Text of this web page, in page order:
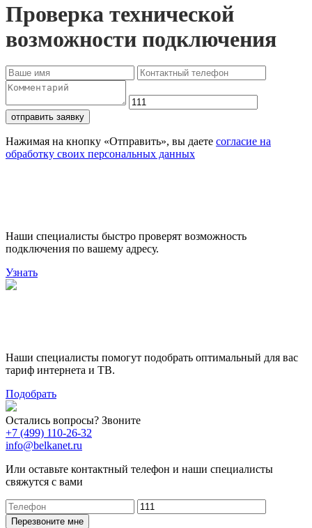
Проверка технической
возможности подключения
отправить заявку
Нажимая на кнопку «Отправить», вы даете согласие на
обработку своих персональных данных
Наши специалисты быстро проверят возможность
подключения по вашему адресу.
Узнать
Наши специалисты помогут подобрать оптимальный для вас
тариф интернета и ТВ.
Подобрать
Остались вопросы? Звоните
+7 (499) 110-26-32
info@belkanet.ru
Или оставьте контактный телефон и наши специалисты
свяжутся с вами
Перезвоните мне